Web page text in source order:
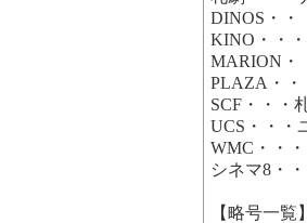
DINOS・・
KINO・・
MARION・
PLAZA・・
SCF・・・
UCS・・・
WMC・・
シネマ8・
【略号一覧